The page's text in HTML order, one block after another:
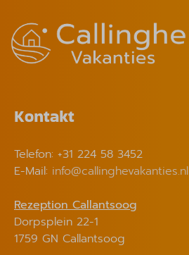
Kontakt
Telefon: +31 224 58 3452
E-Mail: info@callinghevakanties.nl
Rezeption Callantsoog
Dorpsplein 22-1
1759 GN Callantsoog